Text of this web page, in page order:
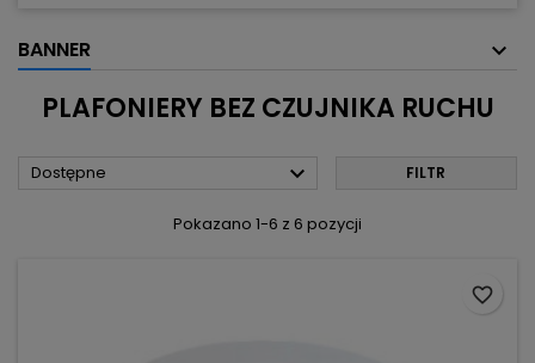
BANNER
PLAFONIERY BEZ CZUJNIKA RUCHU
Dostępne  FILTR
Pokazano 1-6 z 6 pozycji
favorite_border